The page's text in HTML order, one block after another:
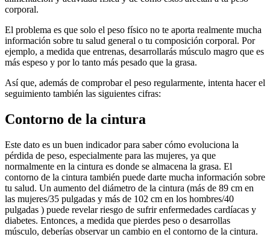
corporal.
El problema es que solo el peso físico no te aporta realmente mucha
información sobre tu salud general o tu composición corporal. Por
ejemplo, a medida que entrenas, desarrollarás músculo magro que es
más espeso y por lo tanto más pesado que la grasa.
Así que, además de comprobar el peso regularmente, intenta hacer el
seguimiento también las siguientes cifras:
Contorno de la cintura
Este dato es un buen indicador para saber cómo evoluciona la
pérdida de peso, especialmente para las mujeres, ya que
normalmente en la cintura es donde se almacena la grasa. El
contorno de la cintura también puede darte mucha información sobre
tu salud. Un aumento del diámetro de la cintura (más de 89 cm en
las mujeres/35 pulgadas y más de 102 cm en los hombres/40
pulgadas ) puede revelar riesgo de sufrir enfermedades cardíacas y
diabetes. Entonces, a medida que pierdes peso o desarrollas
músculo, deberías observar un cambio en el contorno de la cintura.